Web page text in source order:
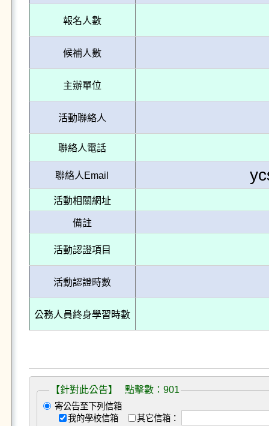
報名人數
候補人數
主辦單位
活動聯絡人
聯絡人電話
聯絡人Email
活動相關網址
備註
活動認證項目
活動認證時數
公務人員終身學習時數
【針對此公告】 點擊數：901
寄公告至下列信箱
我的學校信箱
其它信箱：